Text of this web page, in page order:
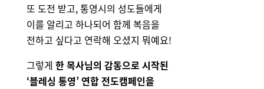
또 도전 받고, 통영시의 성도들에게
이를 알리고 하나되어 함께 복음을
전하고 싶다고 연락해 오셨지 뭐예요!
그렇게 한목사님의 감동으로 시작된
‘블레싱 통영’ 연합 전도캠페인을